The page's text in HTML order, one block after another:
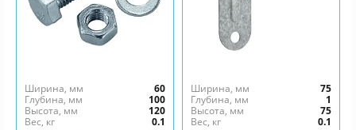
Ширина, мм
60
Глубина, мм
100
Высота, мм
120
Вес, кг
0.1
Ширина, мм
75
Глубина, мм
1
Высота, мм
75
Вес, кг
0.1